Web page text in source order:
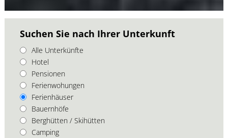
Suchen Sie nach Ihrer Unterkunft
Alle Unterkünfte
Hotel
Pensionen
Ferienwohungen
Ferienhäuser
Bauernhöfe
Berghütten / Skihütten
Camping